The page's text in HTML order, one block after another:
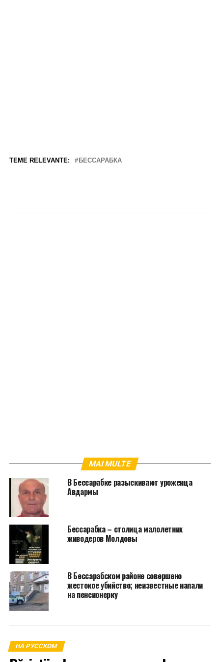
TEME RELEVANTE: БЕССАРАБКА
MAI MULTE
В Бессарабке разыскивают уроженца
Авдармы
Бессарабка – столица малолетних
живодеров Молдовы
В Бессарабском районе совершено
жестокое убийство; неизвестные напали
на пенсионерку
НА РУССКОМ